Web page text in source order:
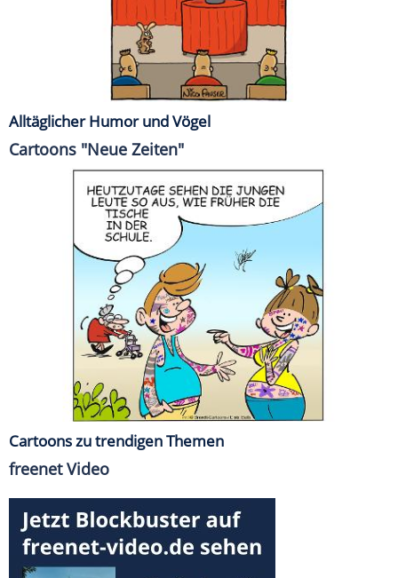
Alltäglicher Humor und Vögel
Cartoons "Neue Zeiten"
Cartoons zu trendigen Themen
freenet Video